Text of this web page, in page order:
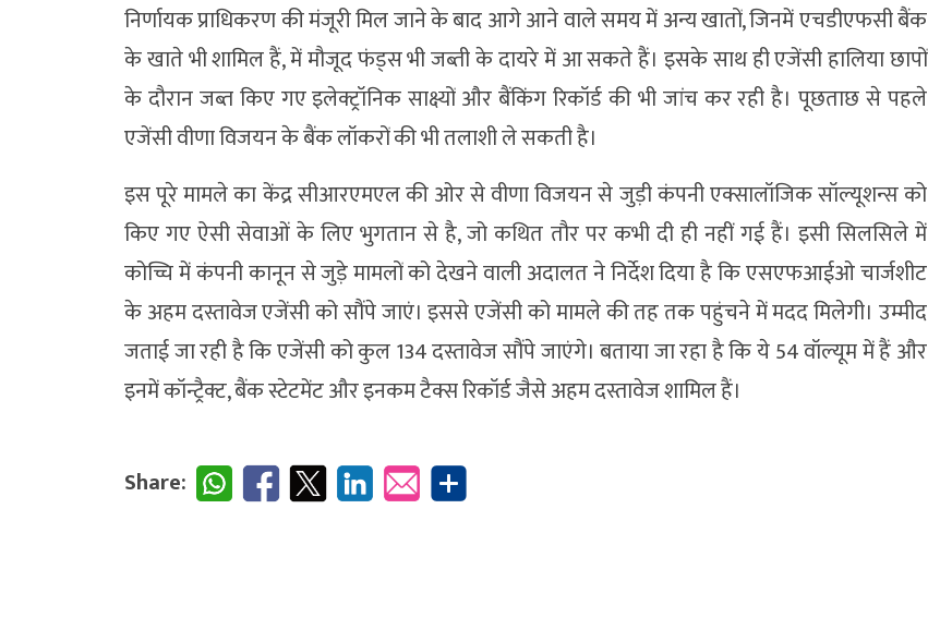
निर्णायक प्राधिकरण की मंजूरी मिल जाने के बाद आगे आने वाले समय में अन्य खातों, जिनमें एचडीएफसी बैंक
के खाते भी शामिल हैं, में मौजूद फंड्स भी जब्ती के दायरे में आ सकते हैं। इसके साथ ही एजेंसी हालिया छापों
के दौरान जब्त किए गए इलेक्ट्रॉनिक साक्ष्यों और बैंकिंग रिकॉर्ड की भी जांच कर रही है। पूछताछ से पहले
एजेंसी वीणा विजयन के बैंक लॉकरों की भी तलाशी ले सकती है।
इस पूरे मामले का केंद्र सीआरएमएल की ओर से वीणा विजयन से जुड़ी कंपनी एक्सालॉजिक सॉल्यूशन्स को
किए गए ऐसी सेवाओं के लिए भुगतान से है, जो कथित तौर पर कभी दी ही नहीं गई हैं। इसी सिलसिले में
कोच्चि में कंपनी कानून से जुड़े मामलों को देखने वाली अदालत ने निर्देश दिया है कि एसएफआईओ चार्जशीट
के अहम दस्तावेज एजेंसी को सौंपे जाएं। इससे एजेंसी को मामले की तह तक पहुंचने में मदद मिलेगी। उम्मीद
जताई जा रही है कि एजेंसी को कुल 134 दस्तावेज सौंपे जाएंगे। बताया जा रहा है कि ये 54 वॉल्यूम में हैं और
इनमें कॉन्ट्रैक्ट, बैंक स्टेटमेंट और इनकम टैक्स रिकॉर्ड जैसे अहम दस्तावेज शामिल हैं।
Share: